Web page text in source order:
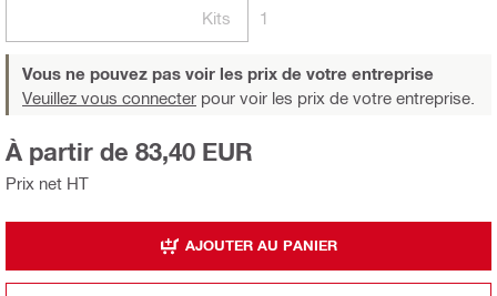
Kits 1
Vous ne pouvez pas voir les prix de votre entreprise
Veuillez vous connecter pour voir les prix de votre entreprise.
Prix net HT
À partir de 83,40 EUR
AJOUTER AU PANIER